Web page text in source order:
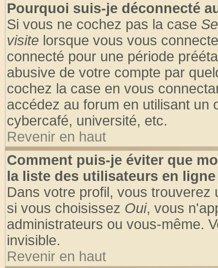
Pourquoi suis-je déconnecté
Si vous ne cochez pas la case
visite lorsque vous vous
connecté pour une période
abusive de votre compte par
cochez la case en vous
accédez au forum en utilisant un
cybercafé, université, etc.
Revenir en haut
Comment puis-je éviter que
la liste des utilisateurs en
Dans votre profil, vous trouverez
si vous choisissez Oui, vous
administrateurs ou vous-même.
invisible.
Revenir en haut